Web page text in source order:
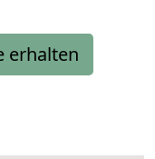
erhalten